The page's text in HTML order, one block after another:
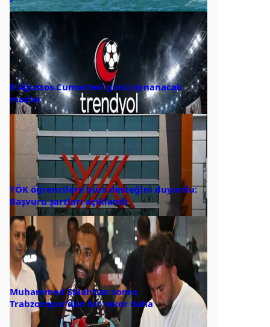
8 Ağustos Cumartesi günü oynanacak
maçlar
YÖK öğrencilere burs desteğini duyurdu:
Başvuru şartları açıklandı
Muhammed Salah’tan sonra
Trabzonspor’dan bir rekor daha